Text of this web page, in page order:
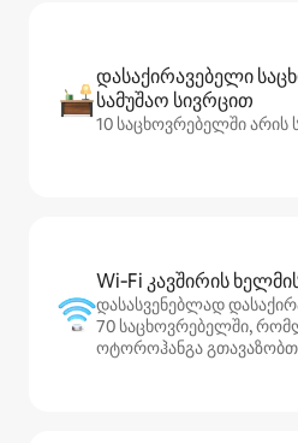
დასაქირავებელი
სამუშაო სივრცით
10 საცხოვრებელში არის
Wi‑Fi კავშირის
დასასვენებლად
70 საცხოვრებელში,
ოტოროჰანგა გთავაზობთ,